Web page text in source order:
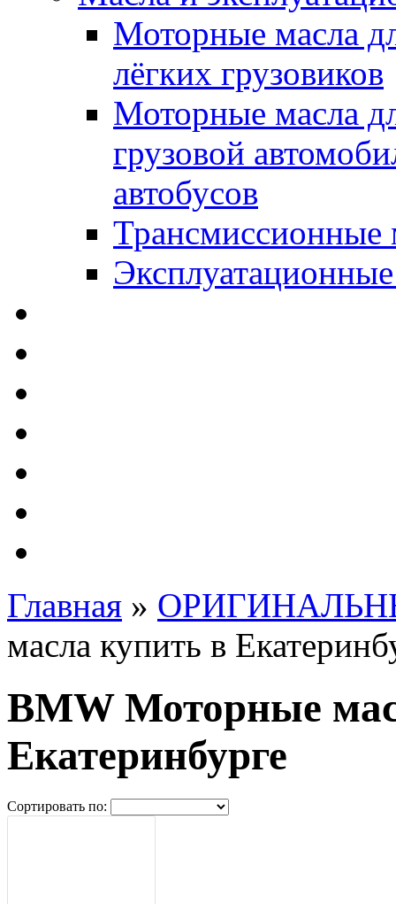
Моторные масла
лёгких грузовиков
Моторные масла
грузовой
автобусов
Трансмиссионные
Главная »
масла купить в
BMW Моторные
Екатеринбурге
Сортировать по: